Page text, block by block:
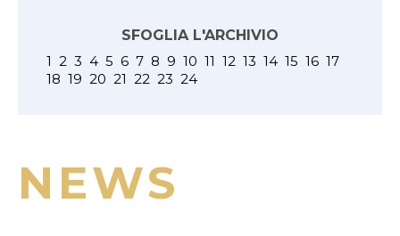
SFOGLIA L'ARCHIVIO
1 2 3 4 5 6 7 8 9 10 11 12 13 14 15 16 17
18 19 20 21 22 23 24
NEWS